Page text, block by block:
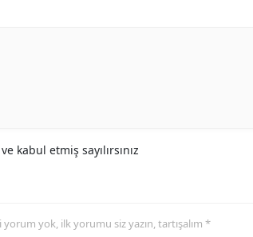
kabul etmiş sayılırsınız
yok, ilk yorumu siz yazın, tartışalım *